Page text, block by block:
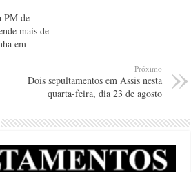
PM de
mais de
em
Próximo
Dois sepultamentos em Assis nesta
quarta-feira, dia 23 de agosto